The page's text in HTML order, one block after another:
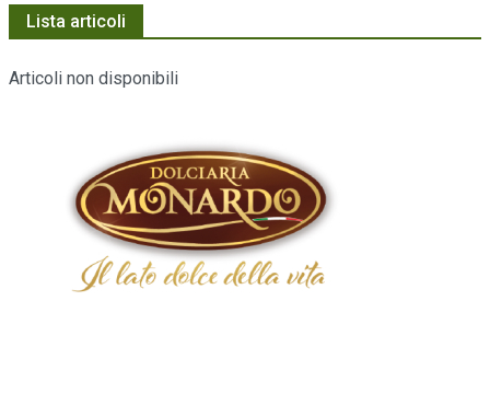
Lista articoli
Articoli non disponibili